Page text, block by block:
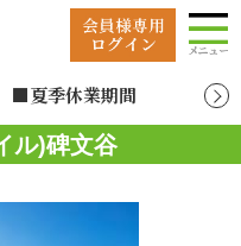
■夏季休業期間
2026年8月12日（水）
～2026年8月19日
（水）
ル)碑文谷